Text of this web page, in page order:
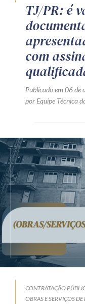
TJ/PR: é
com
Publicado em 06 de
por Equipe Técnica
CONTRATAÇÃO
OBRAS E SERVIÇOS